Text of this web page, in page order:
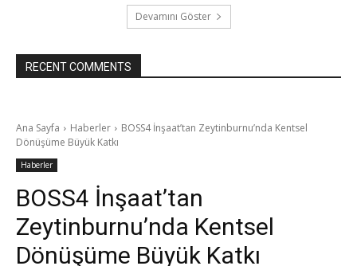
Devamını Göster
RECENT COMMENTS